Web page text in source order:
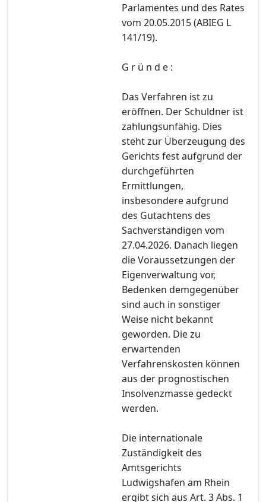
Parlamentes und des Rates
vom 20.05.2015 (ABIEG L
141/19).
G r ü n d e :
Das Verfahren ist zu
eröffnen. Der Schuldner ist
zahlungsunfähig. Dies
steht zur Überzeugung des
Gerichts fest aufgrund der
durchgeführten
Ermittlungen,
insbesondere aufgrund
des Gutachtens des
Sachverständigen vom
27.04.2026. Danach liegen
die Voraussetzungen der
Eigenverwaltung vor,
Bedenken demgegenüber
sind auch in sonstiger
Weise nicht bekannt
geworden. Die zu
erwartenden
Verfahrenskosten können
aus der prognostischen
Insolvenzmasse gedeckt
werden.
Die internationale
Zuständigkeit des
Amtsgerichts
Ludwigshafen am Rhein
ergibt sich aus Art. 3 Abs. 1